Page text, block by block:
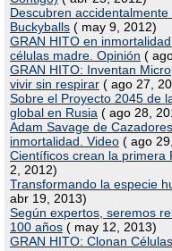
Descubren
Buckyballs ( may 9, 2012)
GRAN HITO en
células madre. Opinión (
GRAN HITO: Inventan
vivir sin respirar ( ago 27,
Sobre el Proyecto 2045 de
global en Rusia ( ago 28,
Adam Savage de
inmortalidad. Video ( ago
Científicos crean la primera
2, 2012)
Transformando la especie
abr 19, 2013)
Según expertos, seremos
100 años ( may 12, 2013)
GRAN HITO: Clonan